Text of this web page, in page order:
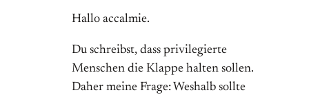
Hallo accalmie.
Du schreibst, dass privilegierte
Menschen die Klappe halten sollen.
Daher meine Frage: Weshalb sollte